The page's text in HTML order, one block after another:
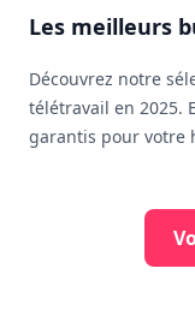
Les meilleurs
Découvrez notre
télétravail en 2025.
garantis pour